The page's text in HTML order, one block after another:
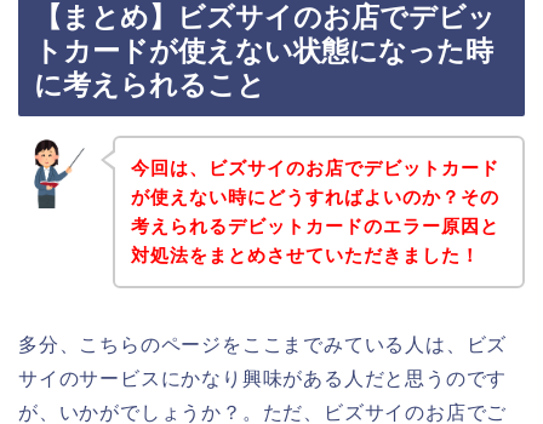
【まとめ】ビズサイのお店でデビッ
トカードが使えない状態になった時
に考えられること
今回は、ビズサイのお店でデビットカード
が使えない時にどうすればよいのか？その
考えられるデビットカードのエラー原因と
対処法をまとめさせていただきました！
多分、こちらのページをここまでみている人は、ビズ
サイのサービスにかなり興味がある人だと思うのです
が、いかがでしょうか？。ただ、ビズサイのお店でご